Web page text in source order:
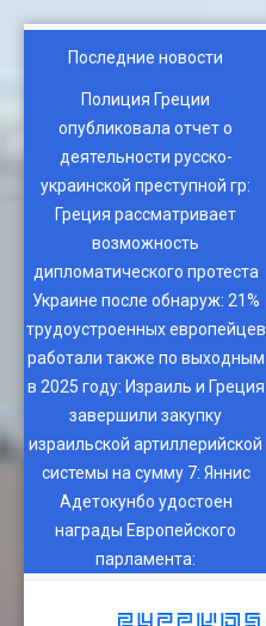
Последние новости
Полиция Греции
опубликовала отчет о
деятельности русско-
украинской преступной гр:
Греция рассматривает
возможность
дипломатического протеста
Украине после обнаруж: 21%
трудоустроенных европейцев
работали также по выходным
в 2025 году: Израиль и Греция
завершили закупку
израильской артиллерийской
системы на сумму 7: Яннис
Адетокунбо удостоен
награды Европейского
парламента: